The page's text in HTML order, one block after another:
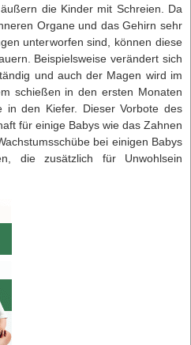
die Kinder mit Schreien. Da
Organe und das Gehirn sehr
unterworfen sind, können diese
Beispielsweise verändert sich
und auch der Magen wird im
schießen in den ersten Monaten
in den Kiefer. Dieser Vorbote des
für einige Babys wie das Zahnen
bei einigen Babys
die zusätzlich für Unwohlsein